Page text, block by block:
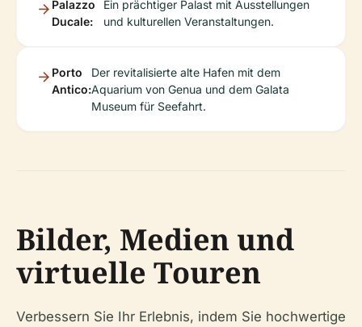
Palazzo
Ducale:
Ein prächtiger Palast mit Ausstellungen
und kulturellen Veranstaltungen.
Porto
Antico:
Der revitalisierte alte Hafen mit dem
Aquarium von Genua und dem Galata
Museum für Seefahrt.
Bilder, Medien und
virtuelle Touren
Verbessern Sie Ihr Erlebnis, indem Sie hochwertige